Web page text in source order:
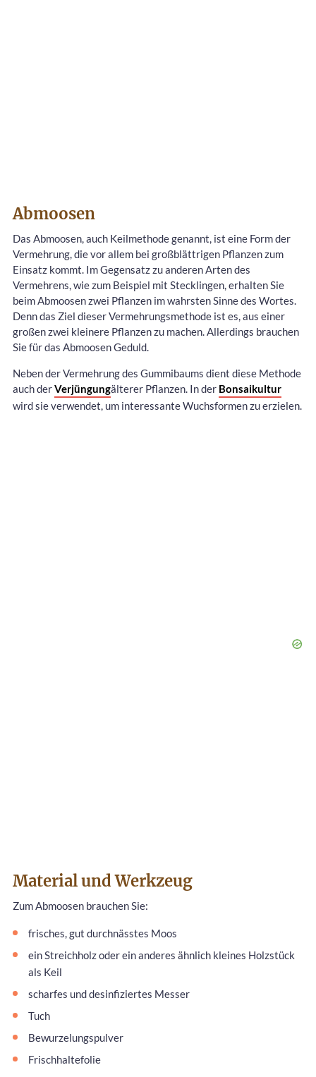
Abmoosen
Das Abmoosen, auch Keilmethode genannt, ist eine Form der
Vermehrung, die vor allem bei großblättrigen Pflanzen zum
Einsatz kommt. Im Gegensatz zu anderen Arten des
Vermehrens, wie zum Beispiel mit Stecklingen, erhalten Sie
beim Abmoosen zwei Pflanzen im wahrsten Sinne des Wortes.
Denn das Ziel dieser Vermehrungsmethode ist es, aus einer
großen zwei kleinere Pflanzen zu machen. Allerdings brauchen
Sie für das Abmoosen Geduld.
Neben der Vermehrung des Gummibaums dient diese Methode
auch derVerjüngungälterer Pflanzen. In der Bonsaikultur
wird sie verwendet, um interessante Wuchsformen zu erzielen.
Material und Werkzeug
Zum Abmoosen brauchen Sie:
frisches, gut durchnässtes Moos
ein Streichholz oder ein anderes ähnlich kleines Holzstück
als Keil
scharfes und desinfiziertes Messer
Tuch
Bewurzelungspulver
Frischhaltefolie